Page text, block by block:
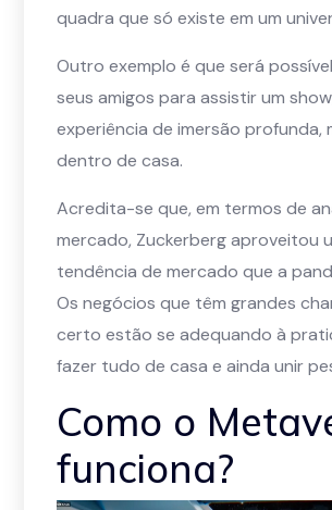
quadra que só existe em um
Outro exemplo é que será
seus amigos para assistir um
experiência de imersão profunda,
dentro de casa.
Acredita-se que, em termos de
mercado, Zuckerberg aproveitou
tendência de mercado que a
Os negócios que têm grandes
certo estão se adequando à
fazer tudo de casa e ainda unir
Como o
funciona?